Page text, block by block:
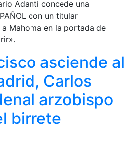
Adanti concede una
con un titular
Mahoma en la portada de
asciende al
Carlos
arzobispo
birrete